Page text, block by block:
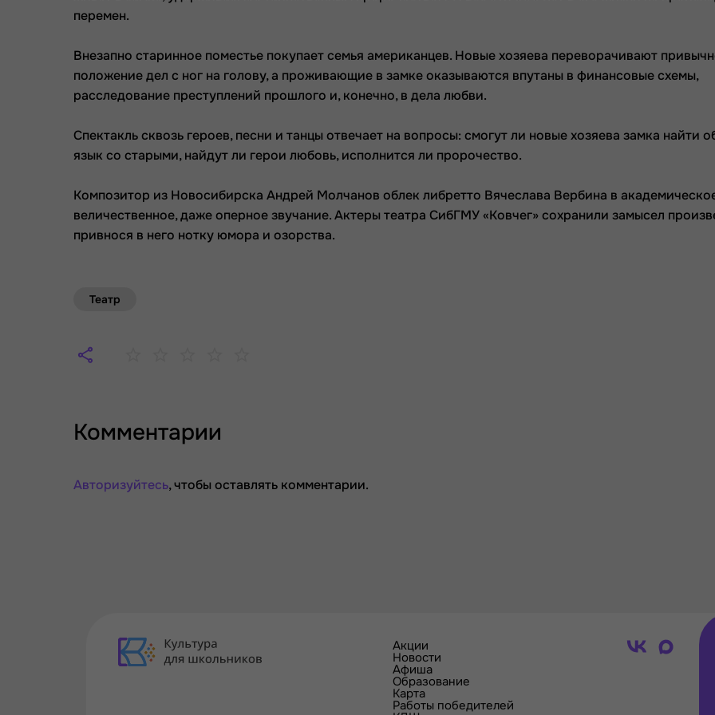
перемен.
Внезапно старинное поместье покупает семья американцев. Новые хозяева переворачивают
положение дел с ног на голову, а проживающие в замке оказываются впутаны в финансовые схемы,
расследование преступлений прошлого и, конечно, в дела любви.
Спектакль сквозь героев, песни и танцы отвечает на вопросы: смогут ли новые хозяева замка найти
язык со старыми, найдут ли герои любовь, исполнится ли пророчество.
Композитор из Новосибирска Андрей Молчанов облек либретто Вячеслава Вербина в
величественное, даже оперное звучание. Актеры театра СибГМУ «Ковчег» сохранили замысел
привнося в него нотку юмора и озорства.
Театр
Комментарии
Авторизуйтесь, чтобы оставлять комментарии.
Акции
Новости
Афиша
Образование
Карта
Работы победителей